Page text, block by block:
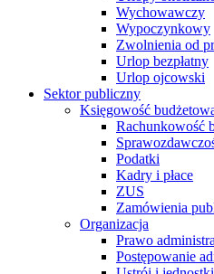
Wychowawczy
Wypoczynkowy
Zwolnienia od
Urlop bezpłatny
Urlop ojcowski
Sektor publiczny
Księgowość
Rachunkowość
Podatki
Kadry i płace
ZUS
Zamówienia
Organizacja
Prawo
Postępowanie